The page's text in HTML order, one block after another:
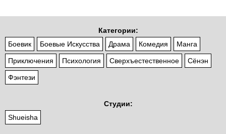
Категории:
Боевик
Боевые Искусства Драма Комедия Манга
Приключения Психология Сверхъестественное Сёнэн
Фэнтези
Студии:
Shueisha